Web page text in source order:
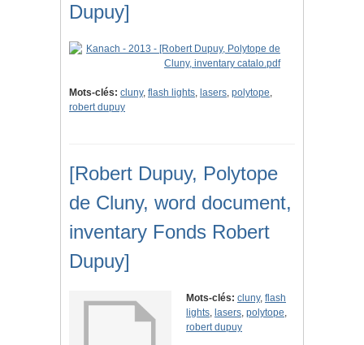
Dupuy]
Mots-clés: cluny, flash lights, lasers, polytope,
robert dupuy
[Robert Dupuy, Polytope
de Cluny, word document,
inventary Fonds Robert
Dupuy]
Mots-clés: cluny, flash
lights, lasers, polytope,
robert dupuy